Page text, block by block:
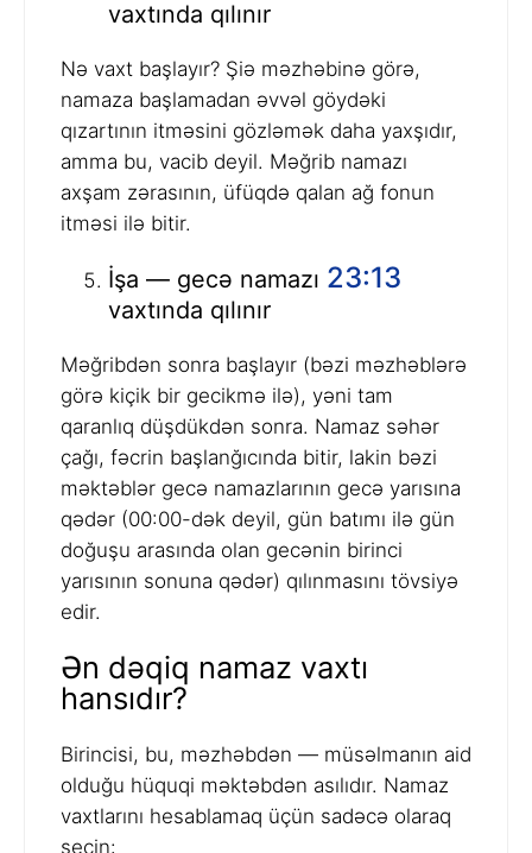
vaxtında qılınır
Nə vaxt başlayır? Şiə məzhəbinə görə,
namaza başlamadan əvvəl göydəki
qızartının itməsini gözləmək daha yaxşıdır,
amma bu, vacib deyil. Məğrib namazı
axşam zərasının, üfüqdə qalan ağ fonun
itməsi ilə bitir.
İşa — gecə namazı 23:13
vaxtında qılınır
Məğribdən sonra başlayır (bəzi məzhəblərə
görə kiçik bir gecikmə ilə), yəni tam
qaranlıq düşdükdən sonra. Namaz səhər
çağı, fəcrin başlanğıcında bitir, lakin bəzi
məktəblər gecə namazlarının gecə yarısına
qədər (00:00-dək deyil, gün batımı ilə gün
doğuşu arasında olan gecənin birinci
yarısının sonuna qədər) qılınmasını tövsiyə
edir.
Ən dəqiq namaz vaxtı
hansıdır?
Birincisi, bu, məzhəbdən — müsəlmanın aid
olduğu hüquqi məktəbdən asılıdır. Namaz
vaxtlarını hesablamaq üçün sadəcə olaraq
seçin: